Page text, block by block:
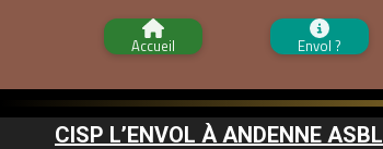
Accueil Envol ?
CISP L’ENVOL À ANDENNE ASBL